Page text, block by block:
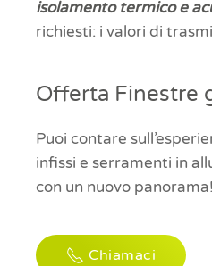
isolamento termico e
richiesti: i valori di
Offerta Finestre
Puoi contare
infissi e serramenti in
con un nuovo panorama!
Chiamaci